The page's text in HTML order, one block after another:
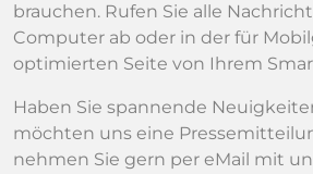
brauchen. Rufen Sie alle
Computer ab oder in der für
optimierten Seite von Ihrem
Haben Sie spannende
möchten uns eine
nehmen Sie gern per eMail mit